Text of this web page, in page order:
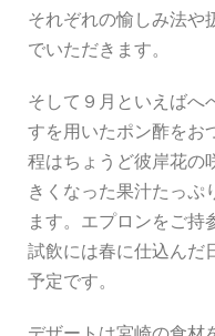
それぞれの愉しみ法や
でいただきます。
そして９月といえばへ
すを用いたポン酢をお
程はちょうど彼岸花の
きくなった果汁たっぷ
ます。エプロンをご持
試飲には春に仕込んだ
予定です。